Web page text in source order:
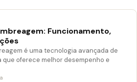
Funcionamento,
é uma tecnologia avançada de
oferece melhor desempenho e